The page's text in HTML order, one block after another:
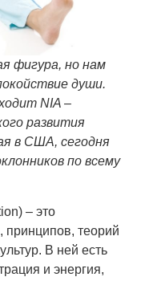
фигура, но нам
души.
NIA –
развития
в США, сегодня
по всему
– это
принципов, теорий
В ней есть
и энергия,